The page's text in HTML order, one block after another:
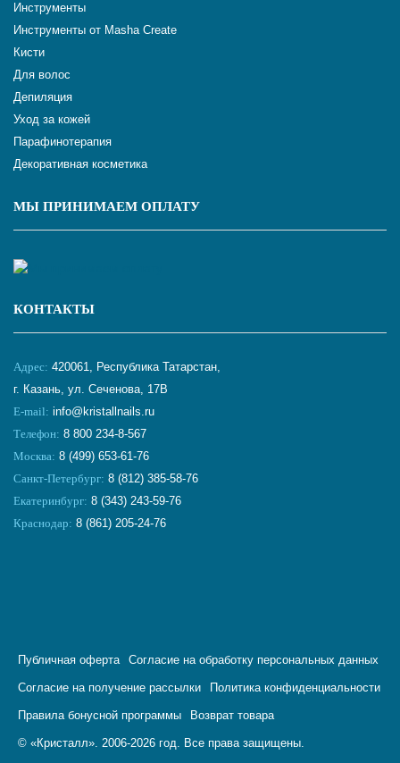
Инструменты
Инструменты от Masha Create
Кисти
Для волос
Депиляция
Уход за кожей
Парафинотерапия
Декоративная косметика
МЫ ПРИНИМАЕМ ОПЛАТУ
КОНТАКТЫ
Адрес: 420061, Республика Татарстан,
г. Казань, ул. Сеченова, 17В
E-mail: info@kristallnails.ru
Телефон: 8 800 234-8-567
Москва: 8 (499) 653-61-76
Санкт-Петербург: 8 (812) 385-58-76
Екатеринбург: 8 (343) 243-59-76
Краснодар: 8 (861) 205-24-76
© «Кристалл». 2006-2026 год. Все права защищены.
Публичная оферта Согласие на обработку персональных данных
Согласие на получение рассылки Политика конфиденциальности
Правила бонусной программы Возврат товара